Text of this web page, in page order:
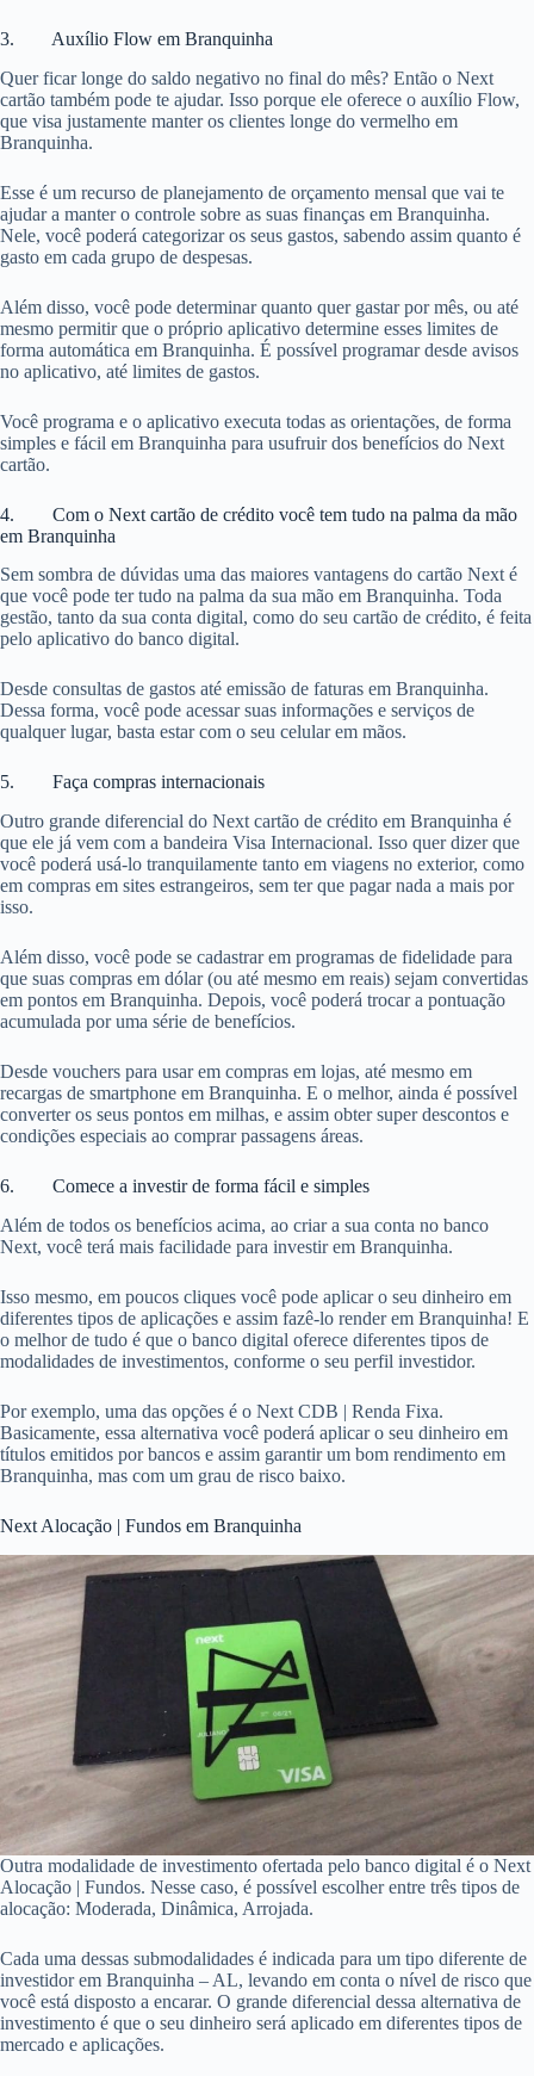
3. Auxílio Flow em Branquinha
Quer ficar longe do saldo negativo no final do mês? Então o Next
cartão também pode te ajudar. Isso porque ele oferece o auxílio Flow,
que visa justamente manter os clientes longe do vermelho em
Branquinha.
Esse é um recurso de planejamento de orçamento mensal que vai te
ajudar a manter o controle sobre as suas finanças em Branquinha.
Nele, você poderá categorizar os seus gastos, sabendo assim quanto é
gasto em cada grupo de despesas.
Além disso, você pode determinar quanto quer gastar por mês, ou até
mesmo permitir que o próprio aplicativo determine esses limites de
forma automática em Branquinha. É possível programar desde avisos
no aplicativo, até limites de gastos.
Você programa e o aplicativo executa todas as orientações, de forma
simples e fácil em Branquinha para usufruir dos benefícios do Next
cartão.
4. Com o Next cartão de crédito você tem tudo na palma da mão
em Branquinha
Sem sombra de dúvidas uma das maiores vantagens do cartão Next é
que você pode ter tudo na palma da sua mão em Branquinha. Toda
gestão, tanto da sua conta digital, como do seu cartão de crédito, é feita
pelo aplicativo do banco digital.
Desde consultas de gastos até emissão de faturas em Branquinha.
Dessa forma, você pode acessar suas informações e serviços de
qualquer lugar, basta estar com o seu celular em mãos.
5. Faça compras internacionais
Outro grande diferencial do Next cartão de crédito em Branquinha é
que ele já vem com a bandeira Visa Internacional. Isso quer dizer que
você poderá usá-lo tranquilamente tanto em viagens no exterior, como
em compras em sites estrangeiros, sem ter que pagar nada a mais por
isso.
Além disso, você pode se cadastrar em programas de fidelidade para
que suas compras em dólar (ou até mesmo em reais) sejam convertidas
em pontos em Branquinha. Depois, você poderá trocar a pontuação
acumulada por uma série de benefícios.
Desde vouchers para usar em compras em lojas, até mesmo em
recargas de smartphone em Branquinha. E o melhor, ainda é possível
converter os seus pontos em milhas, e assim obter super descontos e
condições especiais ao comprar passagens áreas.
6. Comece a investir de forma fácil e simples
Além de todos os benefícios acima, ao criar a sua conta no banco
Next, você terá mais facilidade para investir em Branquinha.
Isso mesmo, em poucos cliques você pode aplicar o seu dinheiro em
diferentes tipos de aplicações e assim fazê-lo render em Branquinha! E
o melhor de tudo é que o banco digital oferece diferentes tipos de
modalidades de investimentos, conforme o seu perfil investidor.
Por exemplo, uma das opções é o Next CDB | Renda Fixa.
Basicamente, essa alternativa você poderá aplicar o seu dinheiro em
títulos emitidos por bancos e assim garantir um bom rendimento em
Branquinha, mas com um grau de risco baixo.
Next Alocação | Fundos em Branquinha
Outra modalidade de investimento ofertada pelo banco digital é o Next
Alocação | Fundos. Nesse caso, é possível escolher entre três tipos de
alocação: Moderada, Dinâmica, Arrojada.
Cada uma dessas submodalidades é indicada para um tipo diferente de
investidor em Branquinha – AL, levando em conta o nível de risco que
você está disposto a encarar. O grande diferencial dessa alternativa de
investimento é que o seu dinheiro será aplicado em diferentes tipos de
mercado e aplicações.